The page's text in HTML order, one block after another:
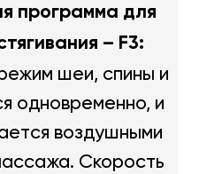
программа для
– F3:
шеи, спины и
одновременно, и
воздушными
Скорость